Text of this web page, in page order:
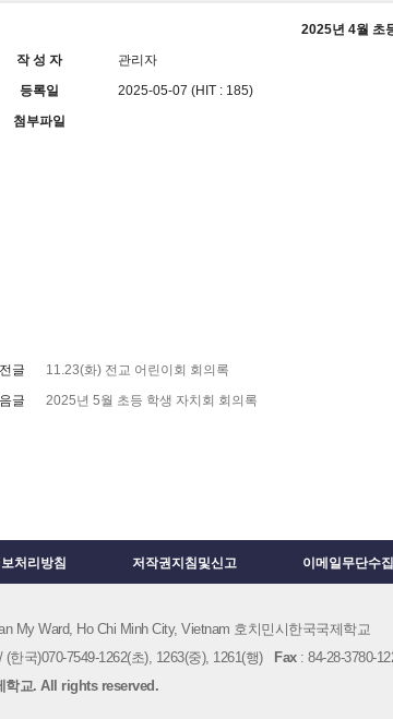
2025년 4월 초
작 성 자
관리자
등록일
2025-05-07 (HIT : 185)
첨부파일
글 11.23(화) 전교 어린이회 회의록
글
2025년 5월 초등 학생 자치회 회의록
처리방침 저작권지침및신고 이메일무단수
My Ward, Ho Chi Minh City, Vietnam 호치민시한국국제학교
(한국)070-7549-1262(초), 1263(중), 1261(행) Fax: 84-28-3780-
학교. All rights reserved.